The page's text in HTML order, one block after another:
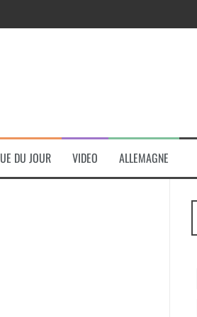
DU JOUR VIDEO ALLEMAGNE